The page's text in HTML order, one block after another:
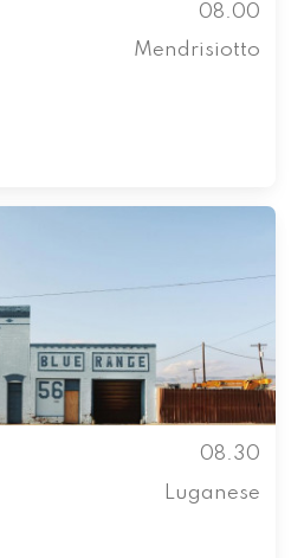
08.00
Mendrisiotto
08.30
Luganese